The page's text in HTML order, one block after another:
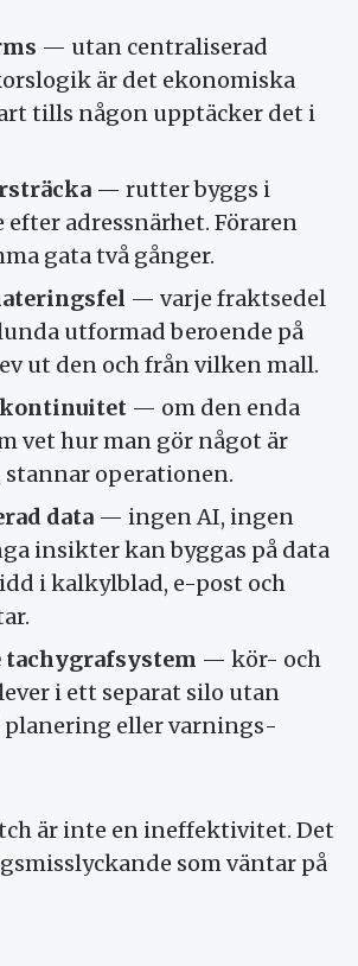
— utan central­iserad
är det ekonomiska
tills någon upp­täcker det i
— rutter byggs i
efter adress­närhet. Föraren
gata två gånger.
— varje fraktsedel
utformad beroende på
ut den och från vilken mall.
— om den enda
vet hur man gör något är
stannar operationen.
data — ingen AI, ingen
insikter kan byggas på data
i kalkyl­blad, e-post och
tachygraf­system — kör- och
i ett separat silo utan
eller varnings­
är inte en ineffektivitet. Det
som väntar på